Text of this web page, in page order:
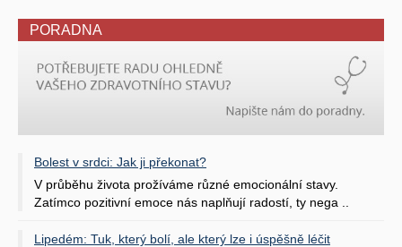
PORADNA
Bolest v srdci: Jak ji překonat?
V průběhu života prožíváme různé emocionální stavy.
Zatímco pozitivní emoce nás naplňují radostí, ty nega ..
Lipedém: Tuk, který bolí, ale který lze i úspěšně léčit